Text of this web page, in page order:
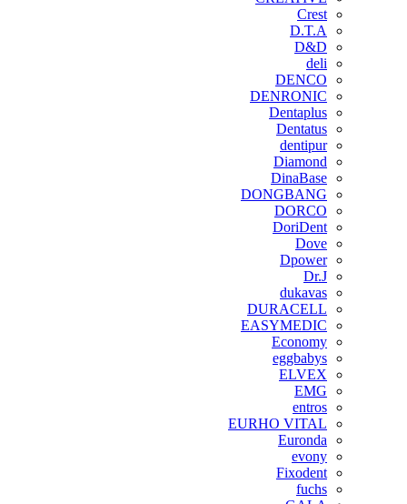
Crest
D.T.A
D&D
deli
DENCO
DENRONIC
Dentaplus
Dentatus
dentipur
‌Diamond
DinaBase
DONGBANG
DORCO
DoriDent
Dove
Dpower
Dr.J
dukavas
DURACELL
EASYMEDIC
Economy
eggbabys
ELVEX
EMG
entros
EURHO VITAL
Euronda
evony
Fixodent
fuchs